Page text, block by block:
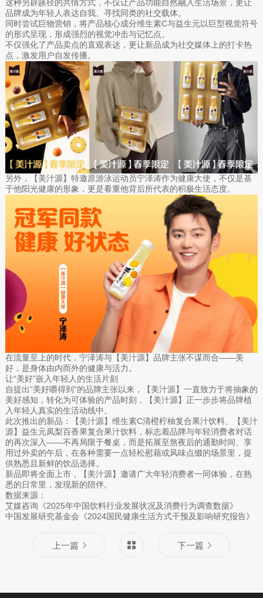
这种另辟蹊径的共情方式，不仅让产品功能自然融入生活场景，更让
品牌成为年轻人表达自我、寻找同类的社交载体。
同时尝试巨物营销，将产品核心成分维生素C与益生元以巨型视觉符号
的形式呈现，形成强烈的视觉冲击与记忆点。
不仅强化了产品卖点的直观表达，更让新品成为社交媒体上的打卡热
点，激发用户自发传播。
另外，【美汁源】特邀原游泳运动员宁泽涛作为健康大使，不仅是基
于他阳光健康的形象，更是看重他背后所代表的积极生活态度。
在流量至上的时代，宁泽涛与【美汁源】品牌主张不谋而合——美
好，是身体由内而外的健康与活力。
让“美好”嵌入年轻人的生活片刻
自提出“美好嚼得到”的品牌主张以来，【美汁源】一直致力于将抽象的
美好感知，转化为可体验的产品时刻，【美汁源】正一步步将品牌植
入年轻人真实的生活动线中。
此次推出的新品：【美汁源】维生素C清橙柠柚复合果汁饮料、【美汁
源】益生元凤梨百香果复合果汁饮料，标志着品牌与年轻消费者对话
的再次深入——不再局限于餐桌，而是拓展至熬夜后的通勤时间、享
用过外卖的午后，在各种需要一点轻松慰藉或风味点缀的场景里，提
供熟悉且新鲜的饮品选择。
新品即将全面上市，【美汁源】邀请广大年轻消费者一同体验，在熟
悉的日常里，发现新的陪伴。
数据来源：
艾媒咨询《2025年中国饮料行业发展状况及消费行为调查数据》
中国发展研究基金会《2024国民健康生活方式干预及影响研究报告》
上一篇 下一篇